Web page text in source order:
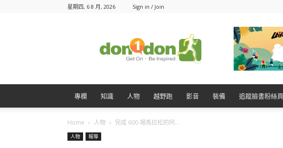
星期四, 6 8 月, 2026 Sign in / Join
專欄 知識 人物 越野跑 影音 裝備 追蹤臉書粉絲頁
Home 人物 完成 600 場馬拉松的阿...
人物 報導